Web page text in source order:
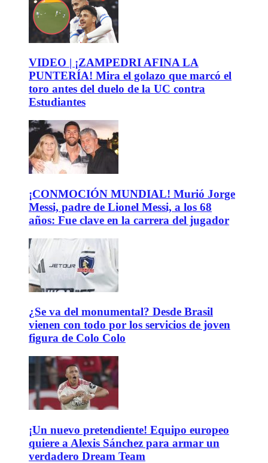
VIDEO | ¡ZAMPEDRI AFINA LA
PUNTERÍA! Mira el golazo que marcó el
toro antes del duelo de la UC contra
Estudiantes
¡CONMOCIÓN MUNDIAL! Murió Jorge
Messi, padre de Lionel Messi, a los 68
años: Fue clave en la carrera del jugador
¿Se va del monumental? Desde Brasil
vienen con todo por los servicios de joven
figura de Colo Colo
¡Un nuevo pretendiente! Equipo europeo
quiere a Alexis Sánchez para armar un
verdadero Dream Team